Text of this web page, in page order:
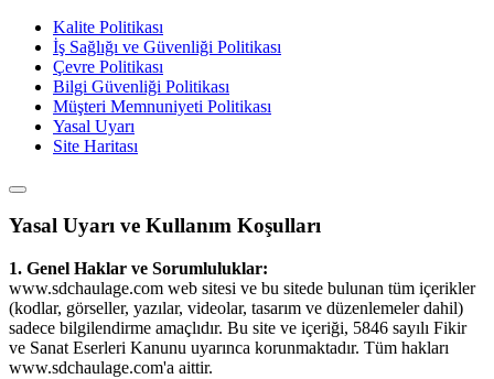
Kalite Politikası
İş Sağlığı ve Güvenliği Politikası
Çevre Politikası
Bilgi Güvenliği Politikası
Müşteri Memnuniyeti Politikası
Yasal Uyarı
Site Haritası
Yasal Uyarı ve Kullanım Koşulları
1. Genel Haklar ve Sorumluluklar:
www.sdchaulage.com web sitesi ve bu sitede bulunan tüm içerikler
(kodlar, görseller, yazılar, videolar, tasarım ve düzenlemeler dahil)
sadece bilgilendirme amaçlıdır. Bu site ve içeriği, 5846 sayılı Fikir
ve Sanat Eserleri Kanunu uyarınca korunmaktadır. Tüm hakları
www.sdchaulage.com'a aittir.